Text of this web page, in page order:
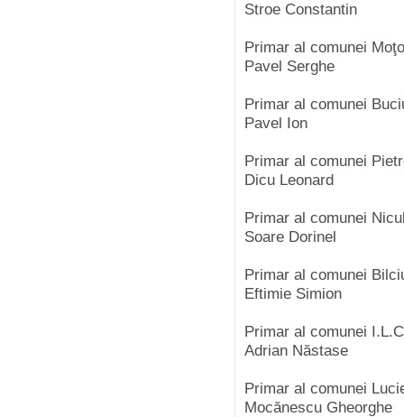
Stroe Constantin
Primar al comunei
Pavel Serghe
Primar al comunei
Pavel Ion
Primar al comunei
Dicu Leonard
Primar al comunei
Soare Dorinel
Primar al comunei
Eftimie Simion
Primar al comunei
Adrian Năstase
Primar al comunei
Mocănescu Gheorghe